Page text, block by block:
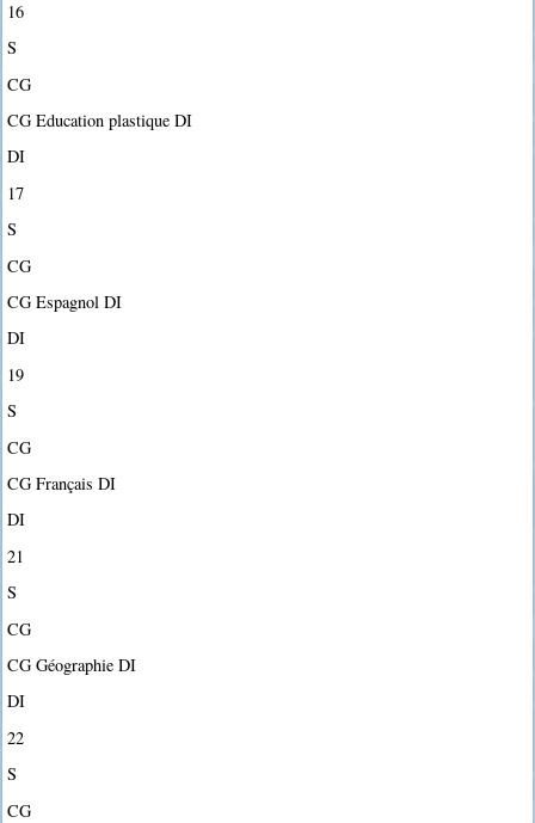
16
S
CG
CG Education plastique DI
DI
17
S
CG
CG Espagnol DI
DI
19
S
CG
CG Français DI
DI
21
S
CG
CG Géographie DI
DI
22
S
CG